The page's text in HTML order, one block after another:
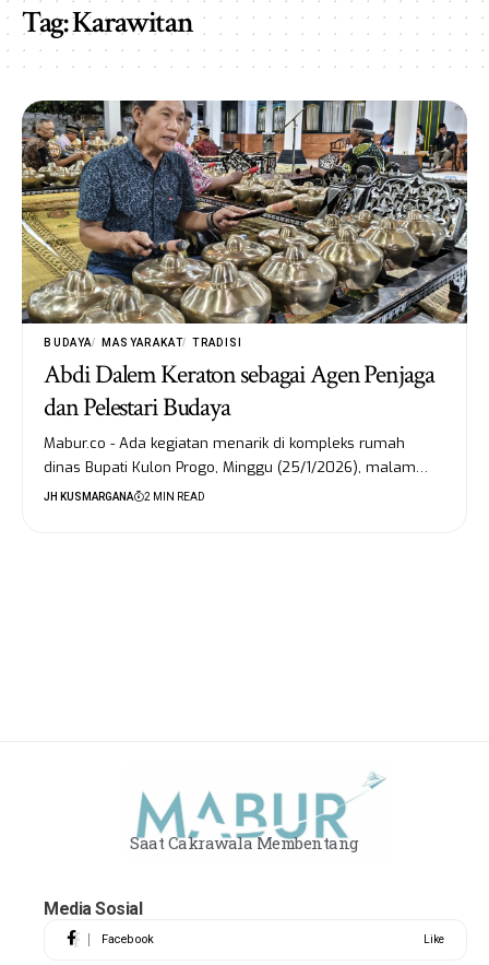
Tag:Karawitan
BUDAYA MASYARAKAT TRADISI
Abdi Dalem Keraton sebagai Agen Penjaga
dan Pelestari Budaya
Mabur.co - Ada kegiatan menarik di kompleks rumah
dinas Bupati Kulon Progo, Minggu (25/1/2026), malam…
JH KUSMARGANA 2 MIN READ
Saat Cakrawala Membentang
Media Sosial
Facebook Like